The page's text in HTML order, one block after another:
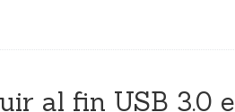
al fin USB 3.0